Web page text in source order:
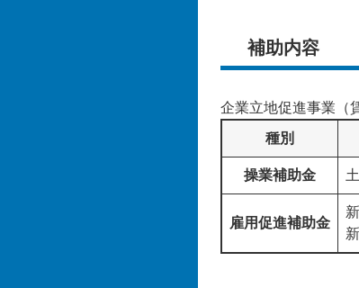
補助内容
企業立地促進事業（
種別
操業補助金
雇用促進補助金